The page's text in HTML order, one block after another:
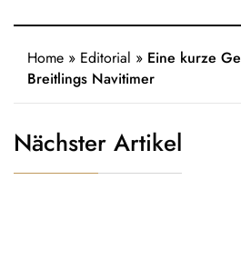
Home » Editorial » Eine kurze
Breitlings Navitimer
Nächster Artikel